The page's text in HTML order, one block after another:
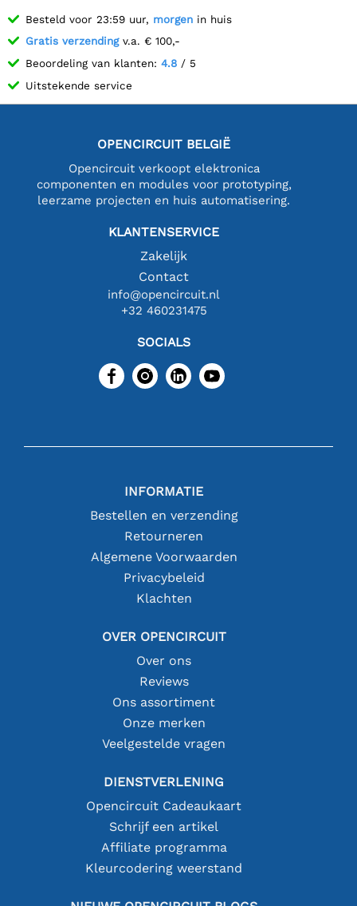
Besteld voor 23:59 uur, morgen in huis
Gratis verzendingv.a. € 100,-
Beoordeling van klanten: 4.8 / 5
Uitstekende service
OPENCIRCUIT BELGIË
Opencircuit verkoopt elektronica
componenten en modules voor prototyping,
leerzame projecten en huis automatisering.
KLANTENSERVICE
Zakelijk
Contact
info@opencircuit.nl
+32 460231475
SOCIALS
INFORMATIE
Bestellen en verzending
Retourneren
Algemene Voorwaarden
Privacybeleid
Klachten
OVER OPENCIRCUIT
Over ons
Reviews
Ons assortiment
Onze merken
Veelgestelde vragen
DIENSTVERLENING
Opencircuit Cadeaukaart
Schrijf een artikel
Affiliate programma
Kleurcodering weerstand